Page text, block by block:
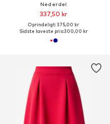
Nederdel
337,50 kr
Oprindeligt: 375,00 kr
Sidste laveste pris:300,00 kr